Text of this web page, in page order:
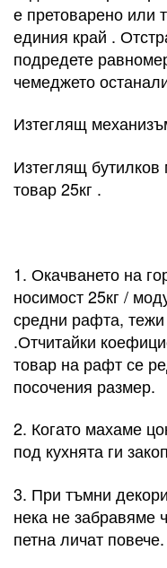
е претоварено или
единия край .
подредете
чемеджето
Изтеглящ
Изтеглящ
товар 25кг .
1. Окачването на
носимост 25кг /
средни рафта,
.Отчитайки
товар на рафт се
посочения размер.
2. Когато махаме
под кухнята ги
3. При тъмни
нека не забравяме
петна личат повече.